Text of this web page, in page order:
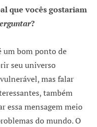
que vocês gostariam
?
um bom ponto de
seu universo
mas falar
também
essa mensagem meio
do mundo. O